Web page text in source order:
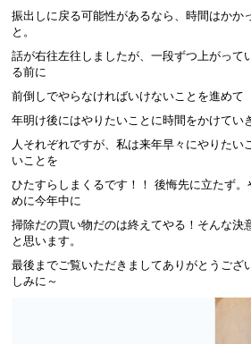
振出しに戻る可能性があるなら、時間はかか
と。
話が右往左往しましたが、一段ずつ上がって
る前に
前倒しでやらなければいけないことを進めて
年明け後にはやりたいことに時間をかけてい
人それぞれですが、私は来年早々にやりた
いことを
ひたすらしまくるです！！ 後悔先に立たず
めに今年中に
掃除だの買い物だのは終えてやる！そんな決
と思います。
最後までご覧いただきましてありがとうござ
しみに～